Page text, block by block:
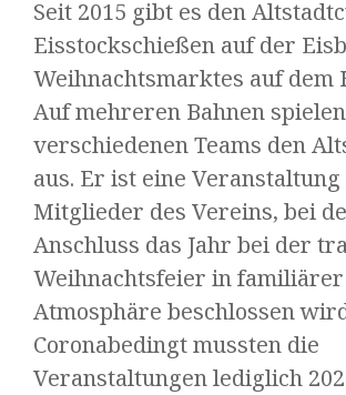
Seit 2015 gibt es den
Eisstockschießen auf der
Weihnachtsmarktes auf dem
Auf mehreren Bahnen
verschiedenen Teams den
aus. Er ist eine
Mitglieder des Vereins, bei
Anschluss das Jahr bei der
Weihnachtsfeier in familiärer
Atmosphäre beschlossen
Coronabedingt mussten die
Veranstaltungen lediglich